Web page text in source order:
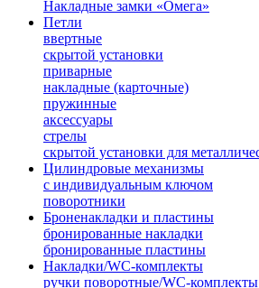
Накладные замки «Омега»
Петли
ввертные
скрытой установки
приварные
накладные (карточные)
пружинные
аксессуары
стрелы
скрытой установки для
Цилиндровые механизмы
с индивидуальным ключом
поворотники
Броненакладки и пластины
бронированные накладки
бронированные пластины
Накладки/WC-комплекты
ручки поворотные/WC-комплекты